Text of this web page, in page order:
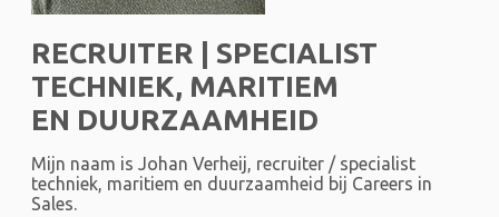
RECRUITER | SPECIALIST
TECHNIEK, MARITIEM
EN DUURZAAMHEID
Mijn naam is Johan Verheij, recruiter / specialist
techniek, maritiem en duurzaamheid bij Careers in
Sales.